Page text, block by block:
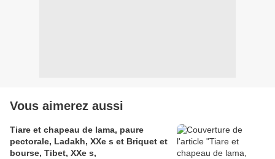
Vous aimerez aussi
Tiare et chapeau de lama, paure
pectorale, Ladakh, XXe s et Briquet et
bourse, Tibet, XXe s,